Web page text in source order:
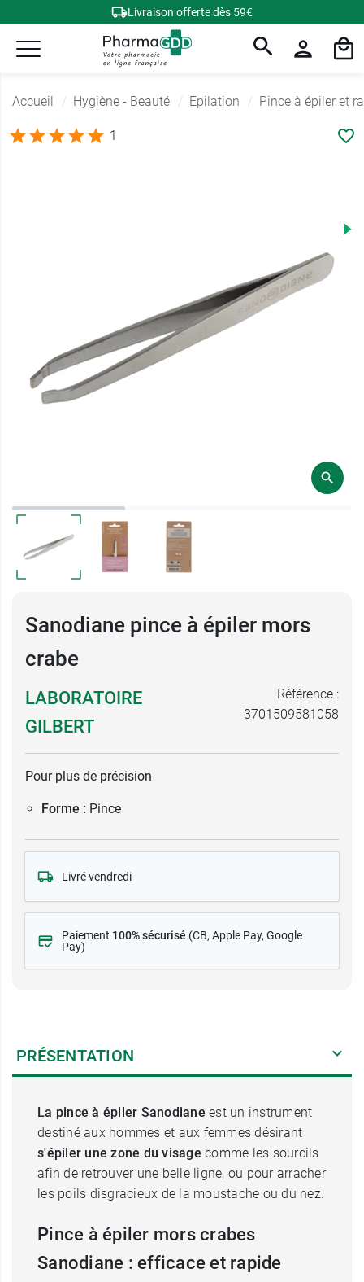
Livraison offerte dès 59€
Accueil Hygiène - Beauté Epilation Pince à épiler et
1
Sanodiane pince à épiler mors
crabe
LABORATOIRE
GILBERT
Référence :
3701509581058
Pour plus de précision
Forme : Pince
Livré vendredi
Paiement 100% sécurisé (CB, Apple Pay, Google
Pay)
PRÉSENTATION
La pince à épiler Sanodiane est un instrument
destiné aux hommes et aux femmes désirant
s'épiler une zone du visage comme les sourcils
afin de retrouver une belle ligne, ou pour arracher
les poils disgracieux de la moustache ou du nez.
Pince à épiler mors crabes
Sanodiane : efficace et rapide